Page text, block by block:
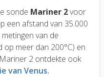
sonde Mariner 2voor
een afstand van 35.000
van de
meer dan 200°C) en
2 ontdekte ook
van Venus.